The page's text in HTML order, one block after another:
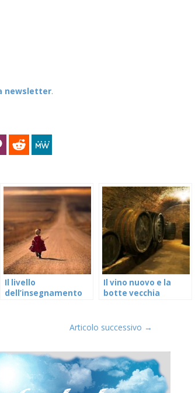
newsletter.
Il livello
dell’insegnamento
Il vino nuovo e la
botte vecchia
Articolo successivo →